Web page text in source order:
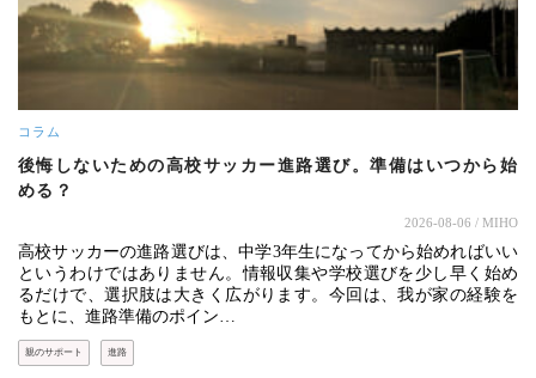
コラム
後悔しないための高校サッカー進路選び。準備はいつから始
める？
2026-08-06 / MIHO
高校サッカーの進路選びは、中学3年生になってから始めればいい
というわけではありません。情報収集や学校選びを少し早く始め
るだけで、選択肢は大きく広がります。今回は、我が家の経験を
もとに、進路準備のポイン…
親のサポート 進路